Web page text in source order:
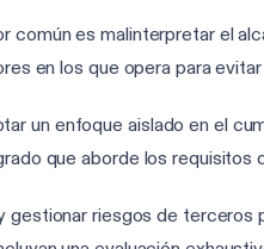
común es malinterpretar el
en los que opera para
un enfoque aislado en el
que aborde los requisitos
gestionar riesgos de terceros